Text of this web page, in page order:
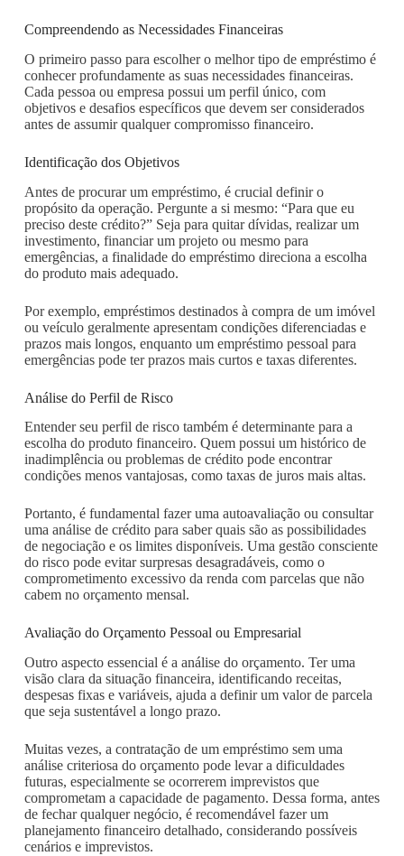
Compreendendo as Necessidades Financeiras
O primeiro passo para escolher o melhor tipo de empréstimo é
conhecer profundamente as suas necessidades financeiras.
Cada pessoa ou empresa possui um perfil único, com
objetivos e desafios específicos que devem ser considerados
antes de assumir qualquer compromisso financeiro.
Identificação dos Objetivos
Antes de procurar um empréstimo, é crucial definir o
propósito da operação. Pergunte a si mesmo: “Para que eu
preciso deste crédito?” Seja para quitar dívidas, realizar um
investimento, financiar um projeto ou mesmo para
emergências, a finalidade do empréstimo direciona a escolha
do produto mais adequado.
Por exemplo, empréstimos destinados à compra de um imóvel
ou veículo geralmente apresentam condições diferenciadas e
prazos mais longos, enquanto um empréstimo pessoal para
emergências pode ter prazos mais curtos e taxas diferentes.
Análise do Perfil de Risco
Entender seu perfil de risco também é determinante para a
escolha do produto financeiro. Quem possui um histórico de
inadimplência ou problemas de crédito pode encontrar
condições menos vantajosas, como taxas de juros mais altas.
Portanto, é fundamental fazer uma autoavaliação ou consultar
uma análise de crédito para saber quais são as possibilidades
de negociação e os limites disponíveis. Uma gestão consciente
do risco pode evitar surpresas desagradáveis, como o
comprometimento excessivo da renda com parcelas que não
cabem no orçamento mensal.
Avaliação do Orçamento Pessoal ou Empresarial
Outro aspecto essencial é a análise do orçamento. Ter uma
visão clara da situação financeira, identificando receitas,
despesas fixas e variáveis, ajuda a definir um valor de parcela
que seja sustentável a longo prazo.
Muitas vezes, a contratação de um empréstimo sem uma
análise criteriosa do orçamento pode levar a dificuldades
futuras, especialmente se ocorrerem imprevistos que
comprometam a capacidade de pagamento. Dessa forma, antes
de fechar qualquer negócio, é recomendável fazer um
planejamento financeiro detalhado, considerando possíveis
cenários e imprevistos.